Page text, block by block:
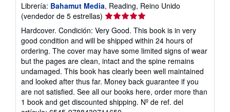
Librería: Bahamut Media, Reading, Reino Unido
(vendedor de 5 estrellas) Calificación
del
vendedor:
5
de
5
estrellas
Hardcover. Condición: Very Good. This book is in very
good condition and will be shipped within 24 hours of
ordering. The cover may have some limited signs of wear
but the pages are clean, intact and the spine remains
undamaged. This book has clearly been well maintained
and looked after thus far. Money back guarantee if you
are not satisfied. See all our books here, order more than
1 book and get discounted shipping. Nº de ref. del